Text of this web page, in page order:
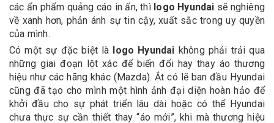
các ẩn phẩm quảng cáo in ấn, thì logo Hyundai sẽ nghiêng
về xanh hơn, phản ánh sự tin cậy, xuất sắc trong uy quyền
của mình.
Có một sự đặc biệt là logo Hyundai không phải trải qua
những giai đoạn lột xác để biến đổi hay thay áo thương
hiệu như các hãng khác (Mazda). Ắt có lẽ ban đầu Hyundai
cũng đã tạo cho mình một hình ảnh đại diện hoàn hảo để
khởi đầu cho sự phát triển lâu dài hoặc có thể Hyundai
chưa thực sự cần thiết thay “áo mới”, khi mà thương hiệu